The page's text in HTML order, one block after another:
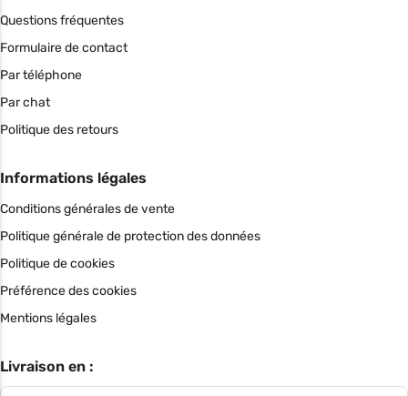
Questions fréquentes
Formulaire de contact
Par téléphone
Par chat
Politique des retours
Informations légales
Conditions générales de vente
Politique générale de protection des données
Politique de cookies
Préférence des cookies
Mentions légales
Livraison en :